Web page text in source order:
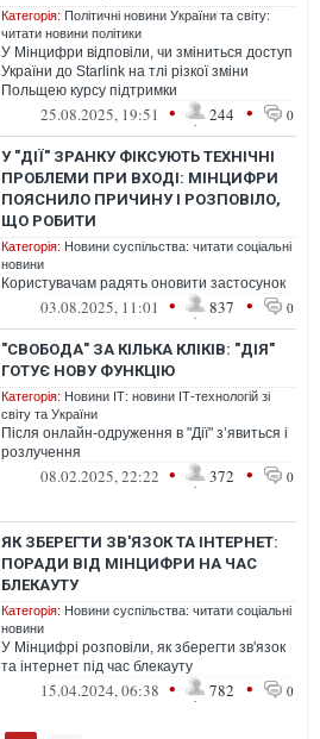
Категорія: Політичні новини України та світу:
читати новини політики
У Мінцифри відповіли, чи зміниться доступ
України до Starlink на тлі різкої зміни
Польщею курсу підтримки
25.08.2025, 19:51 • 244 • 0
У "ДІЇ" ЗРАНКУ ФІКСУЮТЬ ТЕХНІЧНІ
ПРОБЛЕМИ ПРИ ВХОДІ: МІНЦИФРИ
ПОЯСНИЛО ПРИЧИНУ І РОЗПОВІЛО,
ЩО РОБИТИ
Категорія: Новини суспільства: читати соціальні
новини
Користувачам радять оновити застосунок
03.08.2025, 11:01 • 837 • 0
"СВОБОДА" ЗА КІЛЬКА КЛІКІВ: "ДІЯ"
ГОТУЄ НОВУ ФУНКЦІЮ
Категорія: Новини ІТ: новини ІТ-технологій зі
світу та України
Після онлайн-одруження в "Дії" з’явиться і
розлучення
08.02.2025, 22:22 • 372 • 0
ЯК ЗБЕРЕГТИ ЗВ'ЯЗОК ТА ІНТЕРНЕТ:
ПОРАДИ ВІД МІНЦИФРИ НА ЧАС
БЛЕКАУТУ
Категорія: Новини суспільства: читати соціальні
новини
У Мінцифрі розповіли, як зберегти зв'язок
та інтернет під час блекауту
15.04.2024, 06:38 • 782 • 0